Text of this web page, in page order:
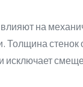
на
Толщина
исключает